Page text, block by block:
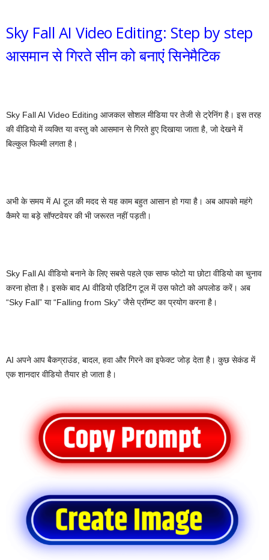
Sky Fall AI Video Editing: Step by step
आसमान से गिरते सीन को बनाएं सिनेमैटिक
Sky Fall AI Video Editing आजकल सोशल मीडिया पर तेजी से ट्रेनिंग है। इस तरह
की वीडियो में व्यक्ति या वस्तु को आसमान से गिरते हुए दिखाया जाता है, जो देखने में
बिल्कुल फिल्मी लगता है।
अभी के समय में AI टूल की मदद से यह काम बहुत आसान हो गया है। अब आपको महंगे
कैमरे या बड़े सॉफ्टवेयर की भी जरूरत नहीं पड़ती।
Sky Fall AI वीडियो बनाने के लिए सबसे पहले एक साफ फोटो या छोटा वीडियो का चुनाव
करना होता है। इसके बाद AI वीडियो एडिटिंग टूल में उस फोटो को अपलोड करें। अब
“Sky Fall” या “Falling from Sky” जैसे प्रॉम्प्ट का प्रयोग करना है।
AI अपने आप बैकग्राउंड, बादल, हवा और गिरने का इफेक्ट जोड़ देता है। कुछ सेकंड में
एक शानदार वीडियो तैयार हो जाता है।